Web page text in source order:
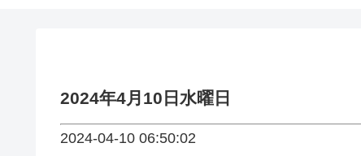
2024年4月10日水曜日
2024-04-10 06:50:02